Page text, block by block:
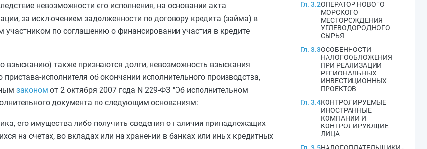
невозможности его исполнения, на основании акта
за исключением задолженности по договору кредита (займа) в
участником по соглашению о финансировании участия в кредите
также признаются долги, невозможность взыскания
исполнителя об окончании исполнительного производства,
законом от 2 октября 2007 года N 229-ФЗ "Об исполнительном
документа по следующим основаниям:
его имущества либо получить сведения о наличии принадлежащих
на счетах, во вкладах или на хранении в банках или иных кредитных
Гл. 3.2ОПЕРАТОР НОВОГО
МОРСКОГО
МЕСТОРОЖДЕНИЯ
УГЛЕВОДОРОДНОГО
СЫРЬЯ
Гл. 3.3ОСОБЕННОСТИ
НАЛОГООБЛОЖЕНИЯ
ПРИ РЕАЛИЗАЦИИ
РЕГИОНАЛЬНЫХ
ИНВЕСТИЦИОННЫХ
ПРОЕКТОВ
Гл. 3.4КОНТРОЛИРУЕМЫЕ
ИНОСТРАННЫЕ
КОМПАНИИ И
КОНТРОЛИРУЮЩИЕ
ЛИЦА